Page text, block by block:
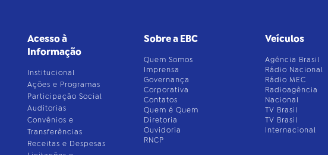
Acesso à
Informação
Institucional
Ações e Programas
Participação Social
Auditorias
Convênios e
Transferências
Receitas e Despesas
Sobre a EBC
Quem Somos
Imprensa
Governança
Corporativa
Contatos
Quem é Quem
Diretoria
Ouvidoria
RNCP
Veículos
Agência Brasil
Rádio Nacional
Rádio MEC
Radioagência
Nacional
TV Brasil
TV Brasil
Internacional